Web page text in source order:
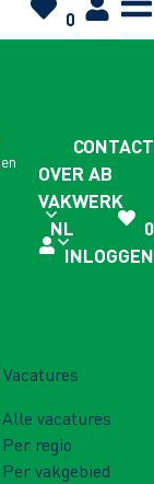
0
CONTACT
OVER AB
VAKWERK
NL
0
INLOGGEN
Vacatures
Alle vacatures
Per regio
Per vakgebied